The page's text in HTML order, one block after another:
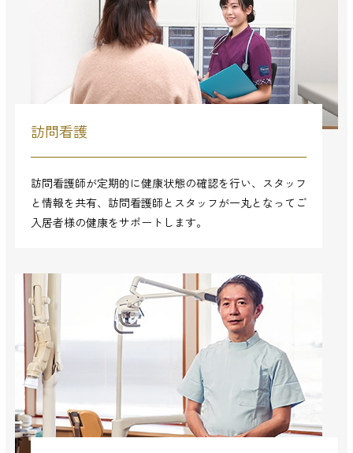
訪問看護
訪問看護師が定期的に健康状態の確認を行い、スタッフ
と情報を共有、訪問看護師とスタッフが一丸となってご
入居者様の健康をサポートします。